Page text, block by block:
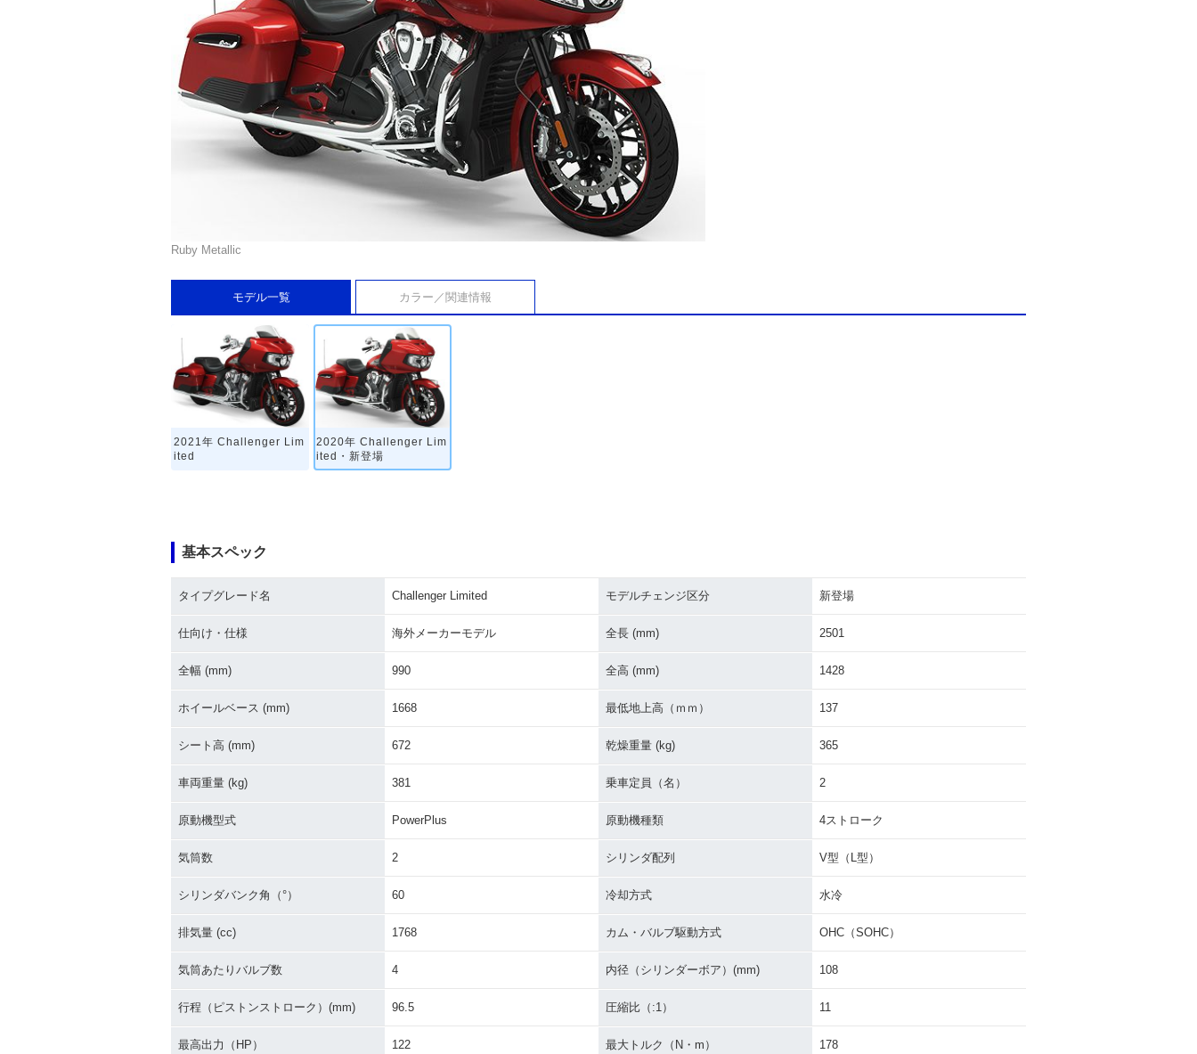
Ruby Metallic
モデル一覧 カラー／関連情報
2021年 Challenger Lim
ited
2020年 Challenger Lim
ited・新登場
基本スペック
タイプグレード名 Challenger Limited モデルチェンジ区分 新登場
仕向け・仕様 海外メーカーモデル 全長 (mm) 2501
全幅 (mm) 990 全高 (mm) 1428
ホイールベース (mm) 1668 最低地上高（ｍｍ） 137
シート高 (mm) 672 乾燥重量 (kg) 365
車両重量 (kg) 381 乗車定員（名） 2
原動機型式 PowerPlus 原動機種類 4ストローク
気筒数 2 シリンダ配列 V型（L型）
シリンダバンク角（°） 60 冷却方式 水冷
排気量 (cc) 1768 カム・バルブ駆動方式 OHC（SOHC）
気筒あたりバルブ数 4 内径（シリンダーボア）(mm) 108
行程（ピストンストローク）(mm) 96.5 圧縮比（:1） 11
最高出力（HP） 122 最大トルク（N・m） 178